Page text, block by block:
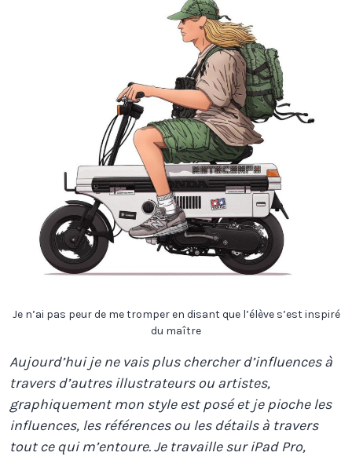
Je n’ai pas peur de me tromper en disant que l’élève s’est inspiré
du maître
Aujourd’hui je ne vais plus chercher d’influences à
travers d’autres illustrateurs ou artistes,
graphiquement mon style est posé et je pioche les
influences, les références ou les détails à travers
tout ce qui m’entoure.Je travaille sur iPad Pro,